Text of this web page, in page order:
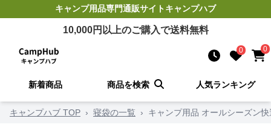
キャンプ用品専門通販サイトキャンプハブ
10,000円以上のご購入で送料無料
0 0
新着商品 商品を検索 人気ランキング
キャンプハブ TOP › 寝袋の一覧 › キャンプ用品 オールシーズン